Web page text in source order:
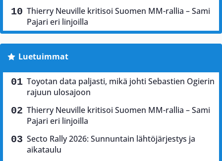
Thierry Neuville kritisoi Suomen MM-rallia – Sami
Pajari eri linjoilla
Luetuimmat
Toyotan data paljasti, mikä johti Sebastien Ogierin
rajuun ulosajoon
Thierry Neuville kritisoi Suomen MM-rallia – Sami
Pajari eri linjoilla
Secto Rally 2026: Sunnuntain lähtöjärjestys ja
aikataulu